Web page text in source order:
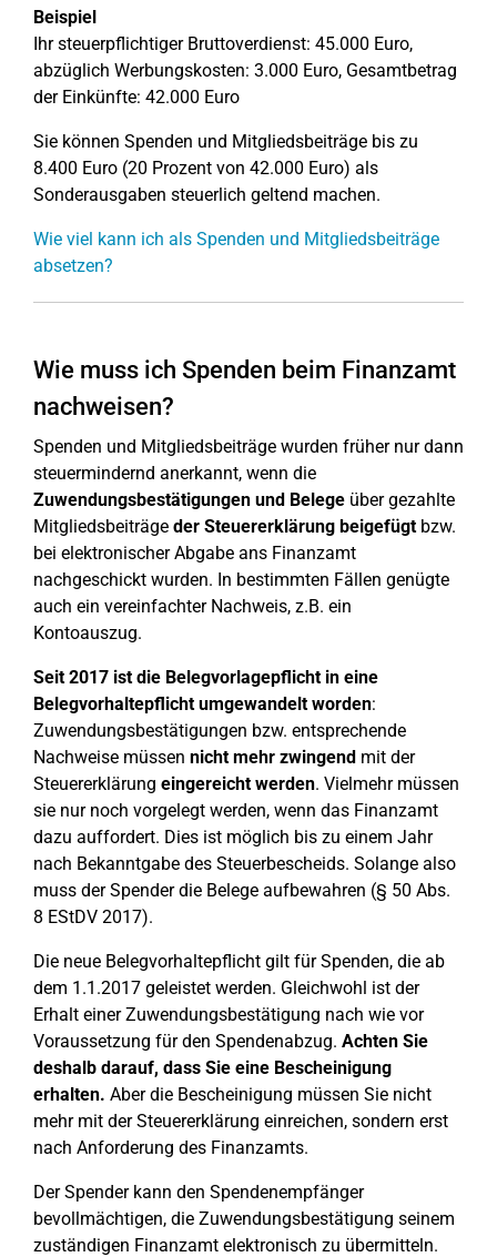
Beispiel
Ihr steuerpflichtiger Bruttoverdienst: 45.000 Euro,
abzüglich Werbungskosten: 3.000 Euro, Gesamtbetrag
der Einkünfte: 42.000 Euro
Sie können Spenden und Mitgliedsbeiträge bis zu
8.400 Euro (20 Prozent von 42.000 Euro) als
Sonderausgaben steuerlich geltend machen.
Wie viel kann ich als Spenden und Mitgliedsbeiträge
absetzen?
Wie muss ich Spenden beim Finanzamt
nachweisen?
Spenden und Mitgliedsbeiträge wurden früher nur dann
steuermindernd anerkannt, wenn die
Zuwendungsbestätigungen und Belege über gezahlte
Mitgliedsbeiträge der Steuererklärung beigefügtbzw.
bei elektronischer Abgabe ans Finanzamt
nachgeschickt wurden. In bestimmten Fällen genügte
auch ein vereinfachter Nachweis, z.B. ein
Kontoauszug.
Seit 2017 ist die Belegvorlagepflicht in eine
Belegvorhaltepflicht umgewandelt worden:
Zuwendungsbestätigungen bzw. entsprechende
Nachweise müssen nicht mehr zwingend mit der
Steuererklärung eingereicht werden. Vielmehr müssen
sie nur noch vorgelegt werden, wenn das Finanzamt
dazu auffordert. Dies ist möglich bis zu einem Jahr
nach Bekanntgabe des Steuerbescheids. Solange also
muss der Spender die Belege aufbewahren (§ 50 Abs.
8 EStDV 2017).
Die neue Belegvorhaltepflicht gilt für Spenden, die ab
dem 1.1.2017 geleistet werden. Gleichwohl ist der
Erhalt einer Zuwendungsbestätigung nach wie vor
Voraussetzung für den Spendenabzug. Achten Sie
deshalb darauf, dass Sie eine Bescheinigung
erhalten. Aber die Bescheinigung müssen Sie nicht
mehr mit der Steuererklärung einreichen, sondern erst
nach Anforderung des Finanzamts.
Der Spender kann den Spendenempfänger
bevollmächtigen, die Zuwendungsbestätigung seinem
zuständigen Finanzamt elektronisch zu übermitteln.